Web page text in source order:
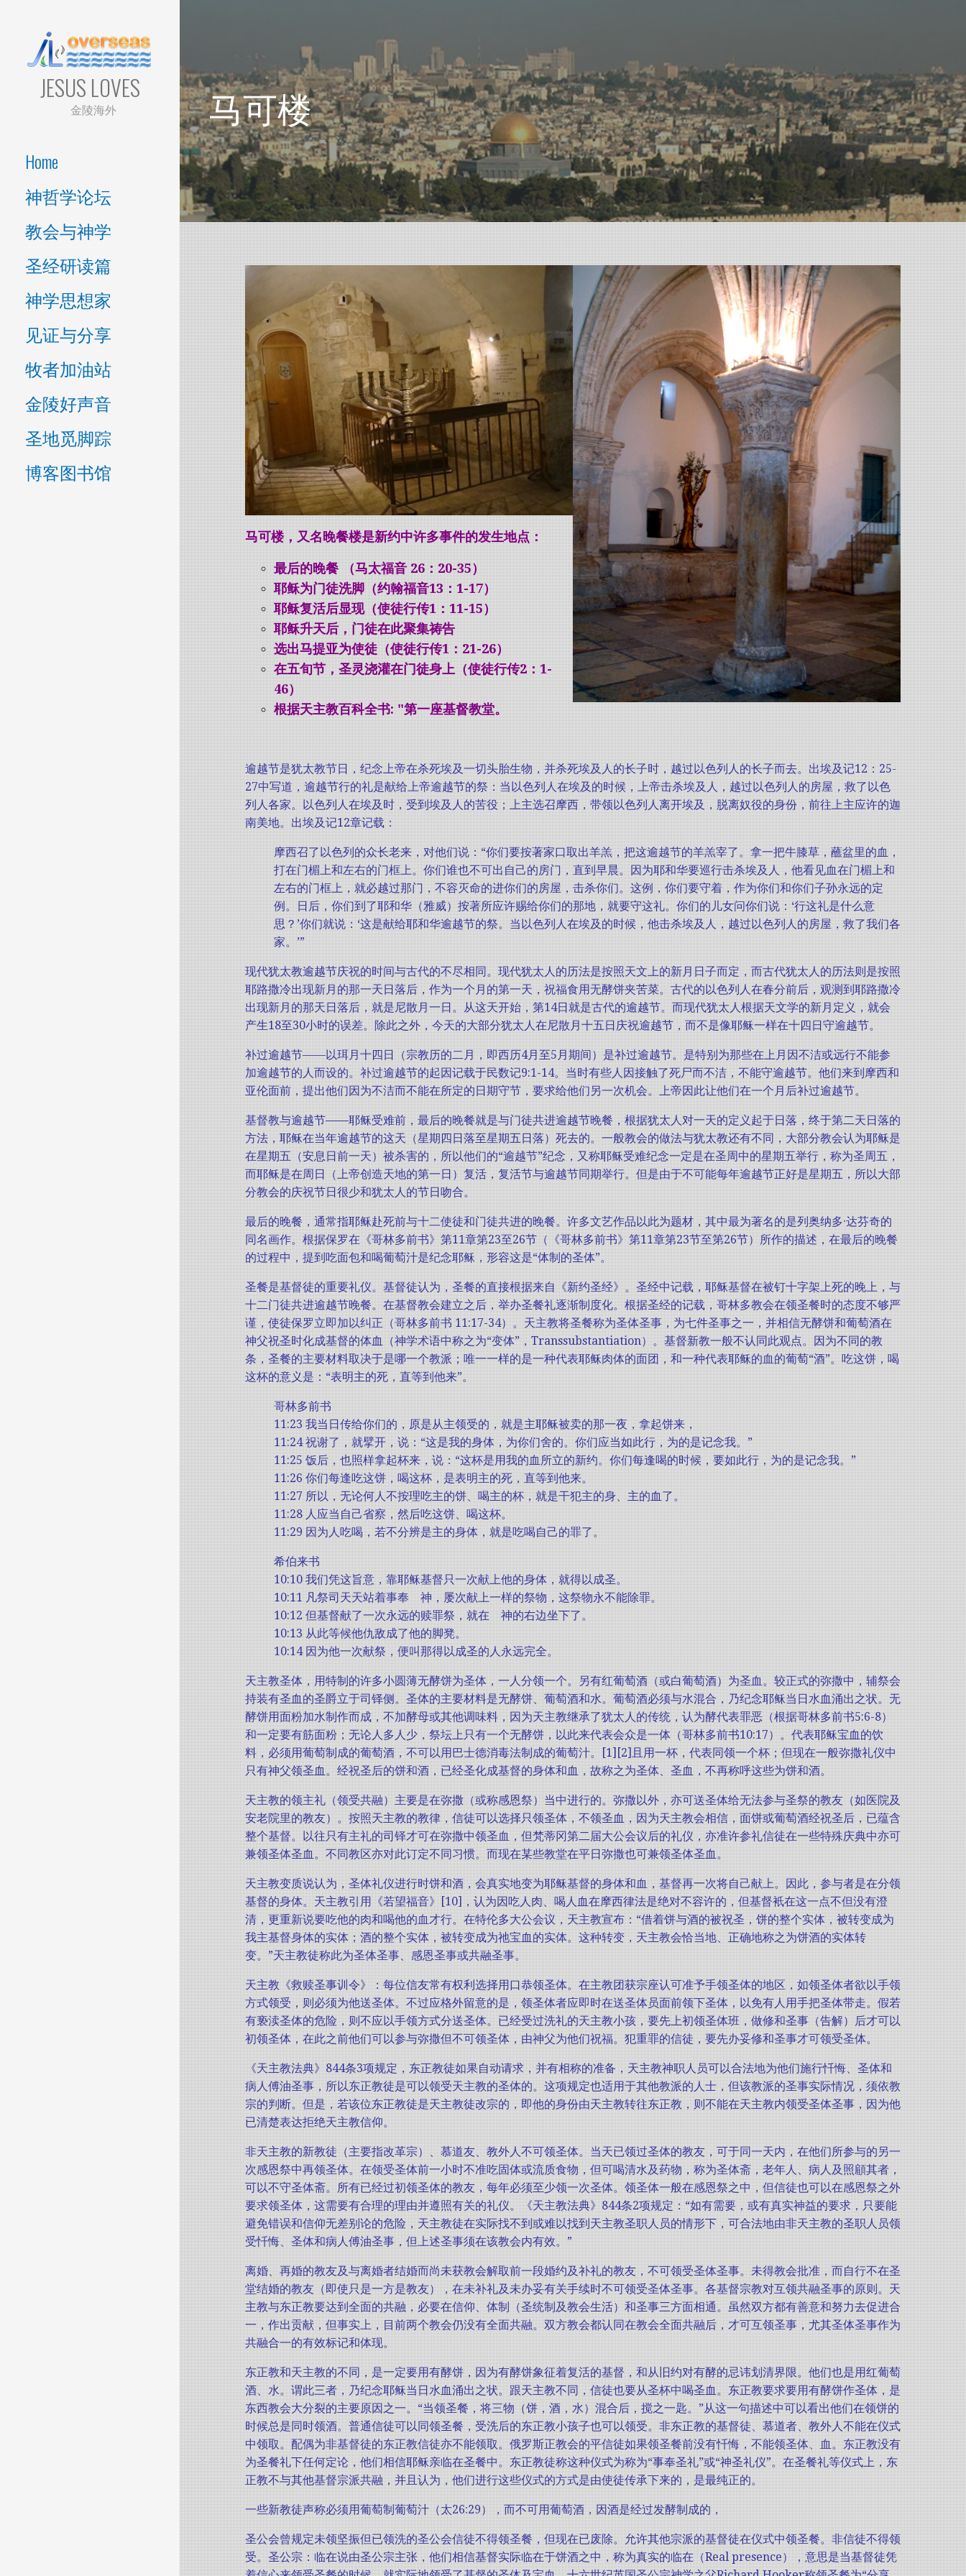
JESUS LOVES
金陵海外
Home
神哲学论坛
教会与神学
圣经研读篇
神学思想家
见证与分享
牧者加油站
金陵好声音
圣地觅脚踪
博客图书馆
马可楼
马可楼，又名晚餐楼是新约中许多事件的发生地点：
最后的晚餐 （马太福音 26：20-35）
耶稣为门徒洗脚（约翰福音13：1-17）
耶稣复活后显现（使徒行传1：11-15）
耶稣升天后，门徒在此聚集祷告
选出马提亚为使徒（使徒行传1：21-26）
在五旬节，圣灵浇灌在门徒身上（使徒行传2：1-
46）
根据天主教百科全书: "第一座基督教堂。
逾越节是犹太教节日，纪念上帝在杀死埃及一切头胎生物，并杀死埃及人的长子时，越过以色列人的长子而去。出埃及记12：25-
27中写道，逾越节行的礼是献给上帝逾越节的祭：当以色列人在埃及的时候，上帝击杀埃及人，越过以色列人的房屋，救了以色
列人各家。以色列人在埃及时，受到埃及人的苦役；上主选召摩西，带领以色列人离开埃及，脱离奴役的身份，前往上主应许的迦
南美地。出埃及记12章记载：
摩西召了以色列的众长老来，对他们说：“你们要按著家口取出羊羔，把这逾越节的羊羔宰了。拿一把牛膝草，蘸盆里的血，
打在门楣上和左右的门框上。你们谁也不可出自己的房门，直到早晨。因为耶和华要巡行击杀埃及人，他看见血在门楣上和
左右的门框上，就必越过那门，不容灭命的进你们的房屋，击杀你们。这例，你们要守着，作为你们和你们子孙永远的定
例。日后，你们到了耶和华（雅威）按著所应许赐给你们的那地，就要守这礼。你们的儿女问你们说：‘行这礼是什么意
思？’你们就说：‘这是献给耶和华逾越节的祭。当以色列人在埃及的时候，他击杀埃及人，越过以色列人的房屋，救了我们各
家。’”
现代犹太教逾越节庆祝的时间与古代的不尽相同。现代犹太人的历法是按照天文上的新月日子而定，而古代犹太人的历法则是按照
耶路撒冷出现新月的那一天日落后，作为一个月的第一天，祝福食用无酵饼夹苦菜。古代的以色列人在春分前后，观测到耶路撒冷
出现新月的那天日落后，就是尼散月一日。从这天开始，第14日就是古代的逾越节。而现代犹太人根据天文学的新月定义，就会
产生18至30小时的误差。除此之外，今天的大部分犹太人在尼散月十五日庆祝逾越节，而不是像耶稣一样在十四日守逾越节。
补过逾越节——以珥月十四日（宗教历的二月，即西历4月至5月期间）是补过逾越节。是特别为那些在上月因不洁或远行不能参
加逾越节的人而设的。补过逾越节的起因记载于民数记9:1-14。当时有些人因接触了死尸而不洁，不能守逾越节。他们来到摩西和
亚伦面前，提出他们因为不洁而不能在所定的日期守节，要求给他们另一次机会。上帝因此让他们在一个月后补过逾越节。
基督教与逾越节——耶稣受难前，最后的晚餐就是与门徒共进逾越节晚餐，根据犹太人对一天的定义起于日落，终于第二天日落的
方法，耶稣在当年逾越节的这天（星期四日落至星期五日落）死去的。一般教会的做法与犹太教还有不同，大部分教会认为耶稣是
在星期五（安息日前一天）被杀害的，所以他们的“逾越节”纪念，又称耶稣受难纪念一定是在圣周中的星期五举行，称为圣周五，
而耶稣是在周日（上帝创造天地的第一日）复活，复活节与逾越节同期举行。但是由于不可能每年逾越节正好是星期五，所以大部
分教会的庆祝节日很少和犹太人的节日吻合。
最后的晚餐，通常指耶稣赴死前与十二使徒和门徒共进的晚餐。许多文艺作品以此为题材，其中最为著名的是列奥纳多·达芬奇的
同名画作。根据保罗在《哥林多前书》第11章第23至26节（《哥林多前书》第11章第23节至第26节）所作的描述，在最后的晚餐
的过程中，提到吃面包和喝葡萄汁是纪念耶稣，形容这是“体制的圣体”。
圣餐是基督徒的重要礼仪。基督徒认为，圣餐的直接根据来自《新约圣经》。圣经中记载，耶稣基督在被钉十字架上死的晚上，与
十二门徒共进逾越节晚餐。在基督教会建立之后，举办圣餐礼逐渐制度化。根据圣经的记载，哥林多教会在领圣餐时的态度不够严
谨，使徒保罗立即加以纠正（哥林多前书 11:17-34）。天主教将圣餐称为圣体圣事，为七件圣事之一，并相信无酵饼和葡萄酒在
神父祝圣时化成基督的体血（神学术语中称之为“变体”，Transsubstantiation）。基督新教一般不认同此观点。因为不同的教
条，圣餐的主要材料取决于是哪一个教派；唯一一样的是一种代表耶稣肉体的面团，和一种代表耶稣的血的葡萄“酒”。吃这饼，喝
这杯的意义是：“表明主的死，直等到他来”。
哥林多前书
11:23 我当日传给你们的，原是从主领受的，就是主耶稣被卖的那一夜，拿起饼来，
11:24 祝谢了，就擘开，说：“这是我的身体，为你们舍的。你们应当如此行，为的是记念我。”
11:25 饭后，也照样拿起杯来，说：“这杯是用我的血所立的新约。你们每逢喝的时候，要如此行，为的是记念我。”
11:26 你们每逢吃这饼，喝这杯，是表明主的死，直等到他来。
11:27 所以，无论何人不按理吃主的饼、喝主的杯，就是干犯主的身、主的血了。
11:28 人应当自己省察，然后吃这饼、喝这杯。
11:29 因为人吃喝，若不分辨是主的身体，就是吃喝自己的罪了。
希伯来书
10:10 我们凭这旨意，靠耶稣基督只一次献上他的身体，就得以成圣。
10:11 凡祭司天天站着事奉 神，屡次献上一样的祭物，这祭物永不能除罪。
10:12 但基督献了一次永远的赎罪祭，就在 神的右边坐下了。
10:13 从此等候他仇敌成了他的脚凳。
10:14 因为他一次献祭，便叫那得以成圣的人永远完全。
天主教圣体，用特制的许多小圆薄无酵饼为圣体，一人分领一个。另有红葡萄酒（或白葡萄酒）为圣血。较正式的弥撒中，辅祭会
持装有圣血的圣爵立于司铎侧。圣体的主要材料是无酵饼、葡萄酒和水。葡萄酒必须与水混合，乃纪念耶稣当日水血涌出之状。无
酵饼用面粉加水制作而成，不加酵母或其他调味料，因为天主教继承了犹太人的传统，认为酵代表罪恶（根据哥林多前书5:6-8）
和一定要有筋面粉；无论人多人少，祭坛上只有一个无酵饼，以此来代表会众是一体（哥林多前书10:17）。代表耶稣宝血的饮
料，必须用葡萄制成的葡萄酒，不可以用巴士德消毒法制成的葡萄汁。[1][2]且用一杯，代表同领一个杯；但现在一般弥撒礼仪中
只有神父领圣血。经祝圣后的饼和酒，已经圣化成基督的身体和血，故称之为圣体、圣血，不再称呼这些为饼和酒。
天主教的领主礼（领受共融）主要是在弥撒（或称感恩祭）当中进行的。弥撒以外，亦可送圣体给无法参与圣祭的教友（如医院及
安老院里的教友）。按照天主教的教律，信徒可以选择只领圣体，不领圣血，因为天主教会相信，面饼或葡萄酒经祝圣后，已蕴含
整个基督。以往只有主礼的司铎才可在弥撒中领圣血，但梵蒂冈第二届大公会议后的礼仪，亦准许参礼信徒在一些特殊庆典中亦可
兼领圣体圣血。不同教区亦对此订定不同习惯。而现在某些教堂在平日弥撒也可兼领圣体圣血。
天主教变质说认为，圣体礼仪进行时饼和酒，会真实地变为耶稣基督的身体和血，基督再一次将自己献上。因此，参与者是在分领
基督的身体。天主教引用《若望福音》[10]，认为因吃人肉、喝人血在摩西律法是绝对不容许的，但基督衹在这一点不但没有澄
清，更重新说要吃他的肉和喝他的血才行。在特伦多大公会议，天主教宣布：“借着饼与酒的被祝圣，饼的整个实体，被转变成为
我主基督身体的实体；酒的整个实体，被转变成为祂宝血的实体。这种转变，天主教会恰当地、正确地称之为饼酒的实体转
变。”天主教徒称此为圣体圣事、感恩圣事或共融圣事。
天主教《救赎圣事训令》：每位信友常有权利选择用口恭领圣体。在主教团获宗座认可准予手领圣体的地区，如领圣体者欲以手领
方式领受，则必须为他送圣体。不过应格外留意的是，领圣体者应即时在送圣体员面前领下圣体，以免有人用手把圣体带走。假若
有亵渎圣体的危险，则不应以手领方式分送圣体。已经受过洗礼的天主教小孩，要先上初领圣体班，做修和圣事（告解）后才可以
初领圣体，在此之前他们可以参与弥撒但不可领圣体，由神父为他们祝福。犯重罪的信徒，要先办妥修和圣事才可领受圣体。
《天主教法典》844条3项规定，东正教徒如果自动请求，并有相称的准备，天主教神职人员可以合法地为他们施行忏悔、圣体和
病人傅油圣事，所以东正教徒是可以领受天主教的圣体的。这项规定也适用于其他教派的人士，但该教派的圣事实际情况，须依教
宗的判断。但是，若该位东正教徒是天主教徒改宗的，即他的身份由天主教转往东正教，则不能在天主教内领受圣体圣事，因为他
已清楚表达拒绝天主教信仰。
非天主教的新教徒（主要指改革宗）、慕道友、教外人不可领圣体。当天已领过圣体的教友，可于同一天内，在他们所参与的另一
次感恩祭中再领圣体。在领受圣体前一小时不准吃固体或流质食物，但可喝清水及药物，称为圣体斋，老年人、病人及照顅其者，
可以不守圣体斋。所有已经过初领圣体的教友，每年必须至少领一次圣体。领圣体一般在感恩祭之中，但信徒也可以在感恩祭之外
要求领圣体，这需要有合理的理由并遵照有关的礼仪。《天主教法典》844条2项规定：“如有需要，或有真实神益的要求，只要能
避免错误和信仰无差别论的危险，天主教徒在实际找不到或难以找到天主教圣职人员的情形下，可合法地由非天主教的圣职人员领
受忏悔、圣体和病人傅油圣事，但上述圣事须在该教会内有效。”
离婚、再婚的教友及与离婚者结婚而尚未获教会解取前一段婚约及补礼的教友，不可领受圣体圣事。未得教会批准，而自行不在圣
堂结婚的教友（即使只是一方是教友），在未补礼及未办妥有关手续时不可领受圣体圣事。各基督宗教对互领共融圣事的原则。天
主教与东正教要达到全面的共融，必要在信仰、体制（圣统制及教会生活）和圣事三方面相通。虽然双方都有善意和努力去促进合
一，作出贡献，但事实上，目前两个教会仍没有全面共融。双方教会都认同在教会全面共融后，才可互领圣事，尤其圣体圣事作为
共融合一的有效标记和体现。
东正教和天主教的不同，是一定要用有酵饼，因为有酵饼象征着复活的基督，和从旧约对有酵的忌讳划清界限。他们也是用红葡萄
酒、水。谓此三者，乃纪念耶稣当日水血涌出之状。跟天主教不同，信徒也要从圣杯中喝圣血。东正教要求要用有酵饼作圣体，是
东西教会大分裂的主要原因之一。“当领圣餐，将三物（饼，酒，水）混合后，搅之一匙。”从这一句描述中可以看出他们在领饼的
时候总是同时领酒。普通信徒可以同领圣餐，受洗后的东正教小孩子也可以领受。非东正教的基督徒、慕道者、教外人不能在仪式
中领取。配偶为非基督徒的东正教信徒亦不能领取。俄罗斯正教会的平信徒如果领圣餐前没有忏悔，不能领圣体、血。东正教没有
为圣餐礼下任何定论，他们相信耶稣亲临在圣餐中。东正教徒称这种仪式为称为“事奉圣礼”或“神圣礼仪”。在圣餐礼等仪式上，东
正教不与其他基督宗派共融，并且认为，他们进行这些仪式的方式是由使徒传承下来的，是最纯正的。
一些新教徒声称必须用葡萄制葡萄汁（太26:29），而不可用葡萄酒，因酒是经过发酵制成的，
圣公会曾规定未领坚振但已领洗的圣公会信徒不得领圣餐，但现在已废除。允许其他宗派的基督徒在仪式中领圣餐。非信徒不得领
受。圣公宗：临在说由圣公宗主张，他们相信基督实际临在于饼酒之中，称为真实的临在（Real presence），意思是当基督徒凭